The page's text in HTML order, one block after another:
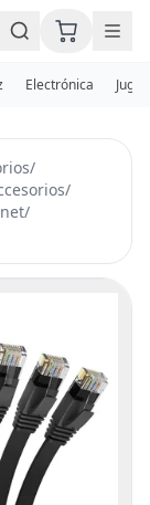
Electrónica
/
/
/